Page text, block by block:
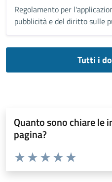
Regolamento per
pubblicità e del diritto sulle
Tutti i
Quanto sono chiare le
pagina?
Valuta da 1 a 5 stelle la pagina
Valuta 5
Valuta 4 stelle
Valuta 3 stelle su 5
Valuta 2 stelle su 5
Valuta 1 stelle su 5